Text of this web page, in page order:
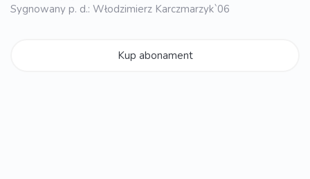
Sygnowany p. d.: Włodzimierz Karczmarzyk`06
Kup abonament